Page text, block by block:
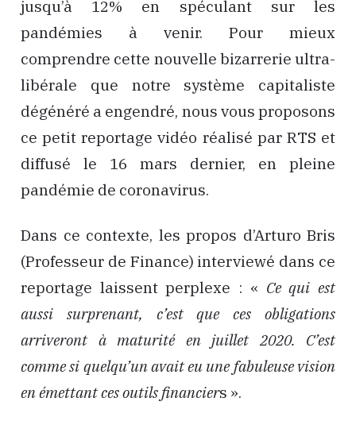
jusqu’à 12% en spéculant sur les
pandémies à venir. Pour mieux
comprendre cette nouvelle bizarrerie ultra-
libérale que notre système capitaliste
dégénéré a engendré, nous vous proposons
ce petit reportage vidéo réalisé par RTS et
diffusé le 16 mars dernier, en pleine
pandémie de coronavirus.
Dans ce contexte, les propos d’Arturo Bris
(Professeur de Finance) interviewé dans ce
reportage laissent perplexe : « Ce qui est
aussi surprenant, c’est que ces obligations
arriveront à maturité en juillet 2020. C’est
comme si quelqu’un avait eu une fabuleuse vision
en émettant ces outils financiers ».